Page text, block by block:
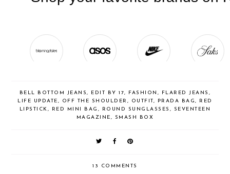
BELL BOTTOM JEANS, EDIT BY 17, FASHION , FLARED JEANS ,
LIFE UPDATE, OFF THE SHOULDER , OUTFIT, PRADA BAG, RED
LIPSTICK, RED MINI BAG , ROUND SUNGLASSES , SEVENTEEN
MAGAZINE, SMASH BOX
13 COMMENTS